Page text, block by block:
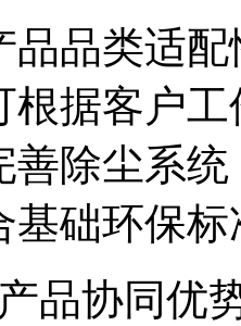
品品类适
根据客户
善除尘系
基础环保标
品协同优